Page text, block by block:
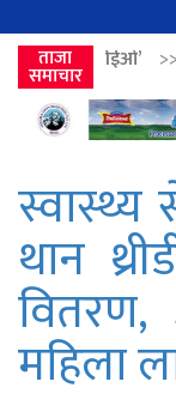
ताजा
समाचार
उपत्यकामा
स्वास्थ्य
थान
महिला